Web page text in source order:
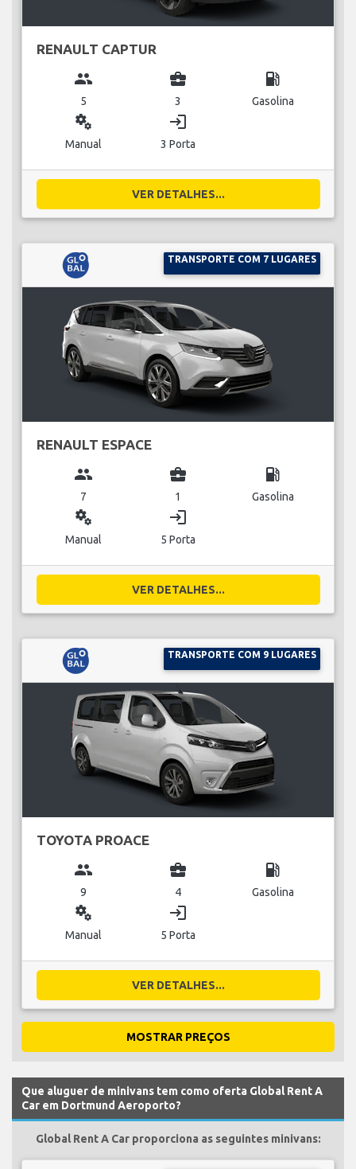
RENAULT CAPTUR
group
5
business_center
3
local_gas_station
Gasolina
miscellaneous_services
Manual
login
3 Porta
VER DETALHES...
TRANSPORTE COM 7 LUGARES
RENAULT ESPACE
group
7
business_center
1
local_gas_station
Gasolina
miscellaneous_services
Manual
login
5 Porta
VER DETALHES...
TRANSPORTE COM 9 LUGARES
TOYOTA PROACE
group
9
business_center
4
local_gas_station
Gasolina
miscellaneous_services
Manual
login
5 Porta
VER DETALHES...
MOSTRAR PREÇOS
Que aluguer de minivans tem como oferta Global Rent A
Car em Dortmund Aeroporto?
Global Rent A Car proporciona as seguintes minivans: